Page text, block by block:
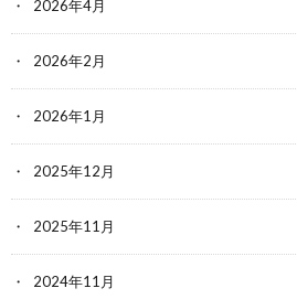
2026年4月
2026年2月
2026年1月
2025年12月
2025年11月
2024年11月